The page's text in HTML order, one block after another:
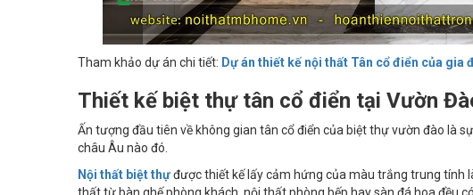
Tham khảo dự án chi tiết: Dự án thiết kế nội thất Tân cổ điển của gia
Thiết kế biệt thự tân cổ điển tại Vườn
Ấn tượng đầu tiên về không gian tân cổ điển của biệt thự vườn đào là
châu Âu nào đó.
Nội thất biệt thựđược thiết kế lấy cảm hứng của màu trắng trung tính